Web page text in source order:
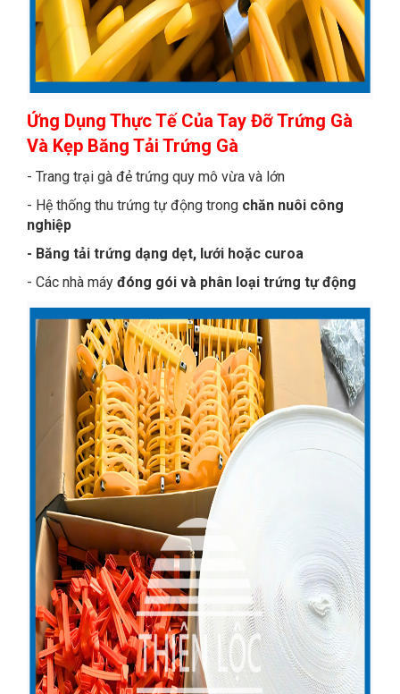
Ứng Dụng Thực Tế Của Tay Đỡ Trứng Gà
Và Kẹp Băng Tải Trứng Gà
- Trang trại gà đẻ trứng quy mô vừa và lớn
- Hệ thống thu trứng tự động trong chăn nuôi công
nghiệp
- Băng tải trứng dạng dẹt, lưới hoặc curoa
- Các nhà máy đóng gói và phân loại trứng tự động